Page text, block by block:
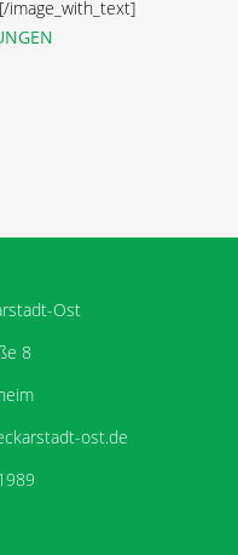
image_with_text]
Ost
8
ost.de